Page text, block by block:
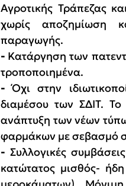
Αγροτικής Τράπεζας
χωρίς αποζημίωση
παραγωγής.
- Κατάργηση των
τροποποιημένα.
- Όχι στην
διαμέσου των ΣΔΙΤ.
ανάπτυξη των νέων
φαρμάκων με σεβασμό
- Συλλογικές
κατώτατος μισθός-